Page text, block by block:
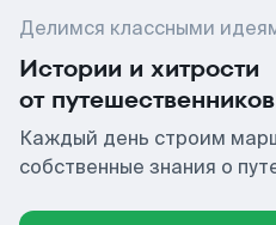
Делимся классными
Истории и хитрости
от путешественников
Каждый день строим
собственные знания о